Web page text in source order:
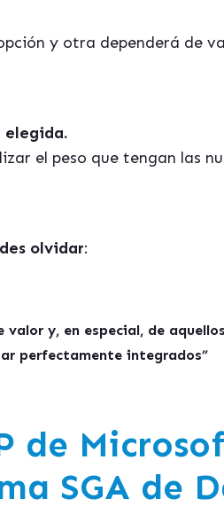
y otra dependerá de
elegida.
el peso que tengan las
olvidar:
y, en especial, de
perfectamente integrados”
de
SGA de